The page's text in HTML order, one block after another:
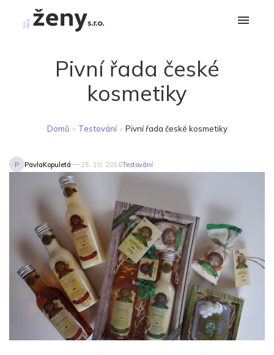
Pivní řada české
kosmetiky
Domů » Testování » Pivní řada české kosmetiky
P PavlaKopuletá 25. 10. 2016Testování